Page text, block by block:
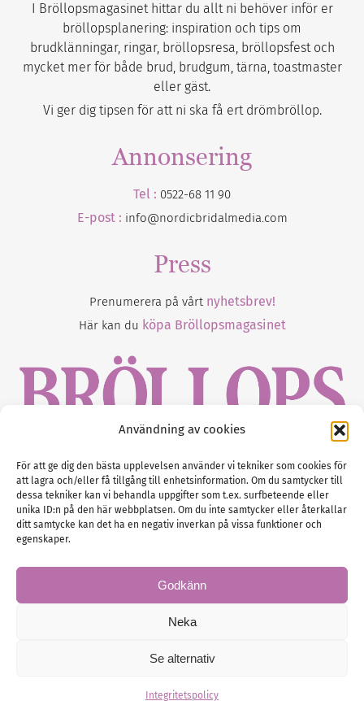
Användning av cookies
För att ge dig den bästa upplevelsen använder vi tekniker som cookies för
att lagra och/eller få tillgång till enhetsinformation. Om du samtycker till
dessa tekniker kan vi behandla uppgifter som t.ex. surfbeteende eller
unika ID:n på den här webbplatsen. Om du inte samtycker eller återkallar
ditt samtycke kan det ha en negativ inverkan på vissa funktioner och
egenskaper.
Godkänn
Neka
Se alternativ
Integritetspolicy
I Bröllopsmagasinet hittar du allt ni behöver inför er
bröllopsplanering: inspiration och tips om
brudklänningar, ringar, bröllopsresa, bröllopsfest och
mycket mer för både brud, brudgum, tärna, toastmaster
eller gäst.
Vi ger dig tipsen för att ni ska få ert drömbröllop.
Annonsering
Tel : 0522-68 11 90
E-post : info@nordicbridalmedia.com
Press
Prenumerera på vårt nyhetsbrev!
Här kan du köpa Bröllopsmagasinet
Gustaf Mattssons väg 2, 451 50 Uddevalla
Tel :0522-68 11 90
E-post:info@nordicbridalmedia.com
Administration